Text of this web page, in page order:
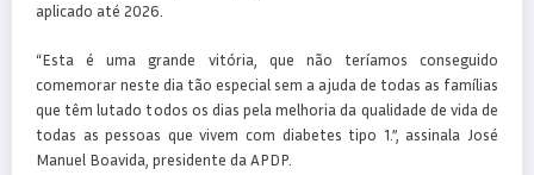
aplicado até 2026.
“Esta é uma grande vitória, que não teríamos conseguido
comemorar neste dia tão especial sem a ajuda de todas as famílias
que têm lutado todos os dias pela melhoria da qualidade de vida de
todas as pessoas que vivem com diabetes tipo 1.”, assinala José
Manuel Boavida, presidente da APDP.